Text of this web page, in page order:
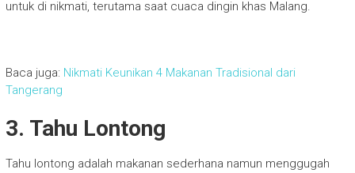
untuk di nikmati, terutama saat cuaca dingin khas Malang.
Baca juga: Nikmati Keunikan 4 Makanan Tradisional dari
Tangerang
3. Tahu Lontong
Tahu lontong adalah makanan sederhana namun menggugah